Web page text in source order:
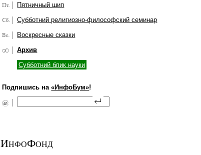
Пятничный шип
Субботний религиозно-философский семинар
Воскресные сказки
Архив
Субботний блик науки
Подпишись на«ИнфоБум»!
ИнфоФонд